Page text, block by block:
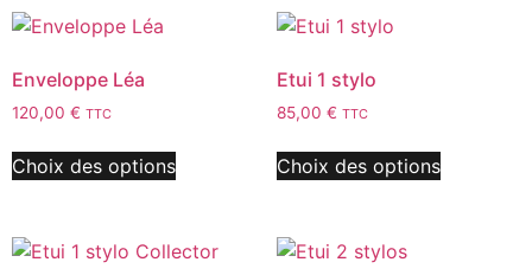
Enveloppe Léa
120,00 € TTC
Choix des options
Etui 1 stylo
85,00 € TTC
Choix des options